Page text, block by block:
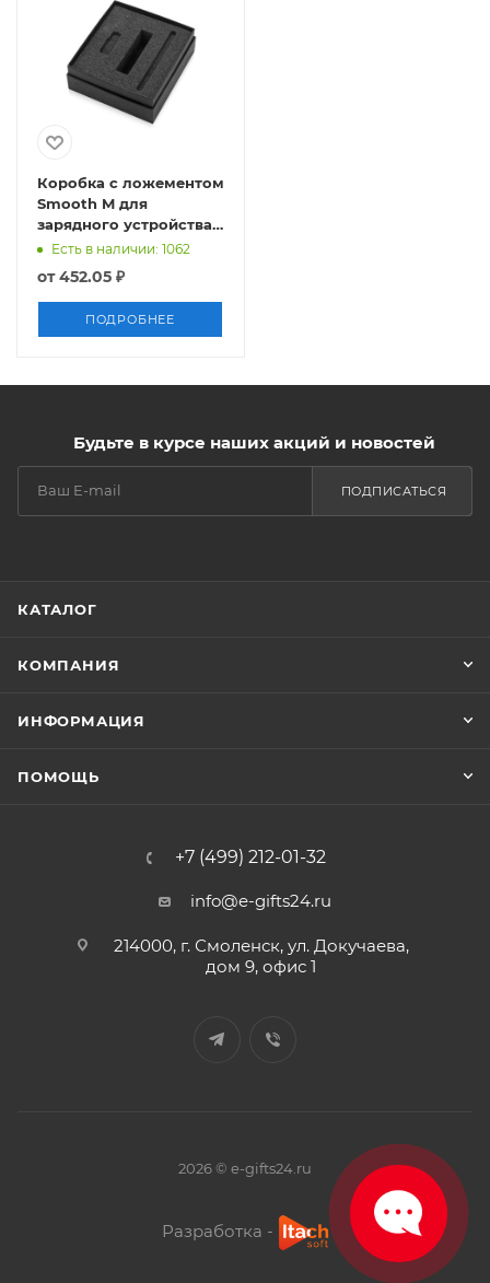
Коробка с ложементом
Smooth M для
зарядного устройства,
ручки и флешки
Есть в наличии: 1062
от452.05 ₽
ПОДРОБНЕЕ
Будьте в курсе наших акций и новостей
ПОДПИСАТЬСЯ
КАТАЛОГ
КОМПАНИЯ
ИНФОРМАЦИЯ
ПОМОЩЬ
+7 (499) 212-01-32
info@e-gifts24.ru
214000, г. Смоленск, ул. Докучаева,
дом 9, офис 1
2026 © e-gifts24.ru
Разработка -